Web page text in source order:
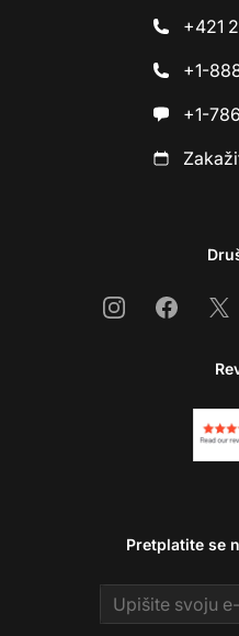
+421
+1-
+1-
InstagramFacebook
X
Pretplatite se
Email address